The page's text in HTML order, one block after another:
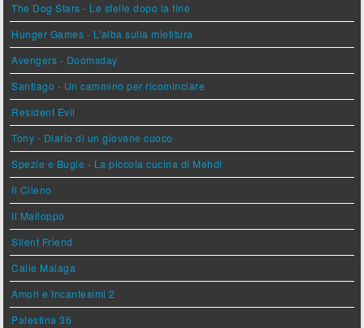
The Dog Stars - Le stelle dopo la fine
Hunger Games - L'alba sulla mietitura
Avengers - Doomsday
Santiago - Un cammino per ricominciare
Resident Evil
Tony - Diario di un giovane cuoco
Spezie e Bugie - La piccola cucina di Mehdi
Il Cileno
Il Malloppo
Silent Friend
Calle Malaga
Amori e Incantesimi 2
Palestina 36